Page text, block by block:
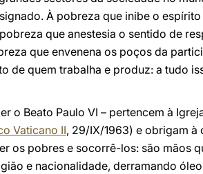
À pobreza que inibe o
que anestesia o sentido de
que envenena os poços da
de quem trabalha e produz: a tudo
o Beato Paulo VI – pertencem à
Vaticano II, 29/IX/1963) e obrigam à
os pobres e socorrê-los: são mãos
e nacionalidade, derramando